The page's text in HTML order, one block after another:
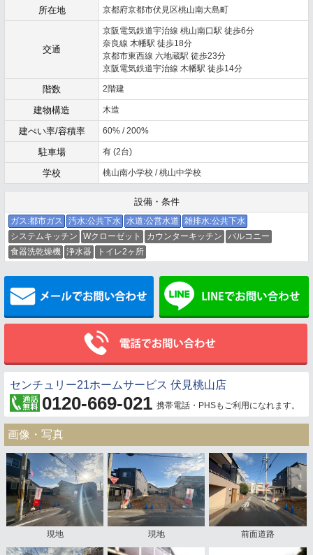
所在地 京都府京都市伏見区桃山南大島町
交通
京阪電気鉄道宇治線 桃山南口駅 徒歩6分
奈良線 木幡駅 徒歩18分
京都市東西線 六地蔵駅 徒歩23分
京阪電気鉄道宇治線 木幡駅 徒歩14分
階数 2階建
建物構造 木造
建ぺい率/容積率 60% / 200%
駐車場 有 (2台)
学校 桃山南小学校 / 桃山中学校
設備・条件
ガス:都市ガス 汚水:公共下水 水道:公営水道
雑排水:公共下水
システムキッチン
Wクローゼット カウンターキッチン
バルコニー
食器洗乾燥機 浄水器 トイレ2ヶ所
メールでお問い合わせ
センチュリー21ホームサービス 伏見桃山店
0120-669-021 携帯電話・PHSもご利用になれます。
画像・写真
現地 現地 前面道路